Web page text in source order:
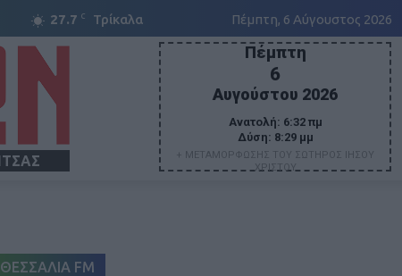
27.7 C Τρίκαλα Πέμπτη, 6 Αύγουστος 2026
Πέμπτη
6
Αυγούστου 2026
Ανατολή: 6:32 πμ
Δύση: 8:29 μμ
+ ΜΕΤΑΜΟΡΦΩΣΗΣ ΤΟΥ ΣΩΤΗΡΟΣ ΙΗΣΟΥ
ΧΡΙΣΤΟΥ
ΘΕΣΣΑΛΙΑ FM